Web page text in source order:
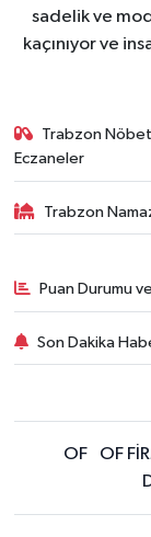
sadelik ve
kaçınıyor ve
Trabzon
Eczaneler
Trabzon
Puan Durumu
Son Dakika
OF OF